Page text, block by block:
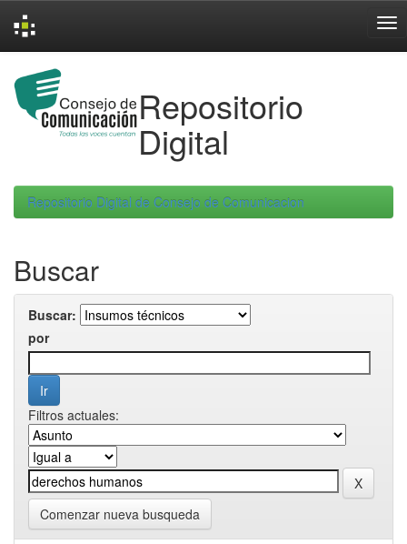
navigation
Repositorio
Digital
Repositorio Digital de Consejo de Comunicacion
Buscar
Buscar:
por
Filtros actuales:
Comenzar nueva busqueda